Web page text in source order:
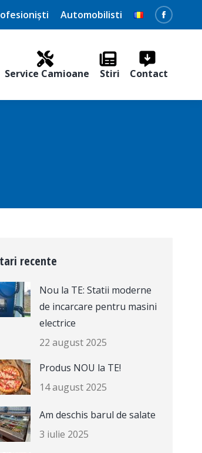
Automobilisti
in
Service Camioane Stiri Contact
recente
Nou la TE: Statii moderne
de incarcare pentru masini
electrice
22 august 2025
Produs NOU la TE!
14 august 2025
Am deschis barul de salate
3 iulie 2025